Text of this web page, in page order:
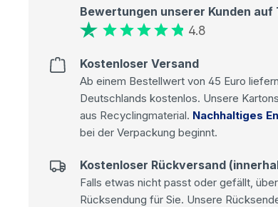
Bewertungen unserer Kunden
4.8
Kostenloser Versand
Ab einem Bestellwert von 45 Euro
Deutschlands kostenlos. Unsere
aus Recyclingmaterial. Nachhaltiges
bei der Verpackung beginnt.
Kostenloser Rückversand
Falls etwas nicht passt oder gefällt,
Rücksendung für Sie. Unsere